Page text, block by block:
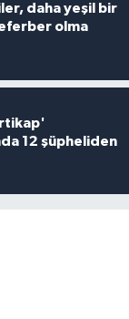
daha yeşil bir
olma
12 şüpheliden